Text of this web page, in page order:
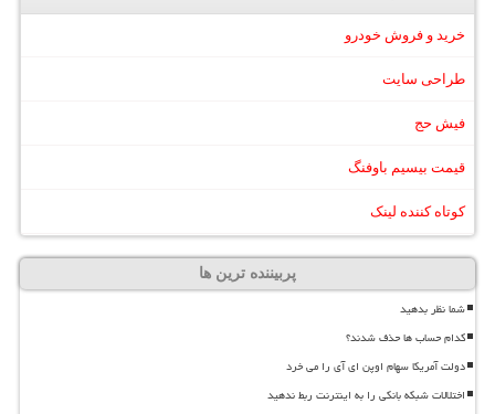
خرید و فروش خودرو
طراحی سایت
فیش حج
قیمت بیسیم باوفنگ
کوتاه کننده لینک
پربیننده ترین ها
شما نظر بدهید
کدام حساب ها حذف شدند؟
دولت آمریکا سهام اوپن ای آی را می خرد
اختلالات شبکه بانکی را به اینترنت ربط ندهید